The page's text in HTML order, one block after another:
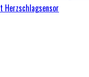
Herzschlagsensor